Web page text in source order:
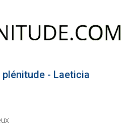
- Laeticia